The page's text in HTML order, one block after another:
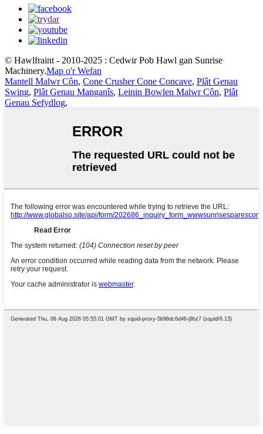
© Hawlfraint - 2010-2025 : Cedwir Pob Hawl gan Sunrise
Machinery.Map o'r Wefan
Mantell Malwr Côn, Cone Crusher Cone Concave, Plât Genau
Swing, Plât Genau Manganîs, Leinin Bowlen Malwr Côn, Plât
Genau Sefydlog,